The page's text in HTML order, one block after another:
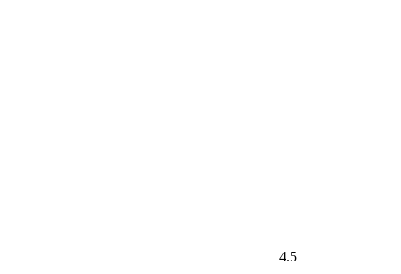
4.5